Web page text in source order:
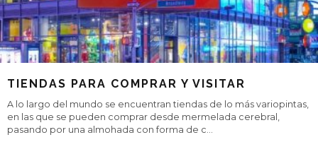
TIENDAS PARA COMPRAR Y VISITAR
A lo largo del mundo se encuentran tiendas de lo más variopintas,
en las que se pueden comprar desde mermelada cerebral,
pasando por una almohada con forma de c